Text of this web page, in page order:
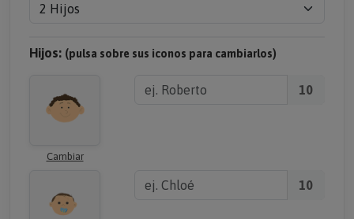
Hijos: (pulsa sobre sus iconos para cambiarlos)
Cambiar
10
10